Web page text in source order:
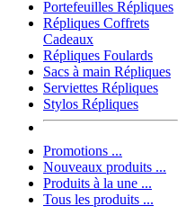
Portefeuilles Répliques
Répliques Coffrets
Cadeaux
Répliques Foulards
Sacs à main Répliques
Serviettes Répliques
Stylos Répliques
Promotions ...
Nouveaux produits ...
Produits à la une ...
Tous les produits ...